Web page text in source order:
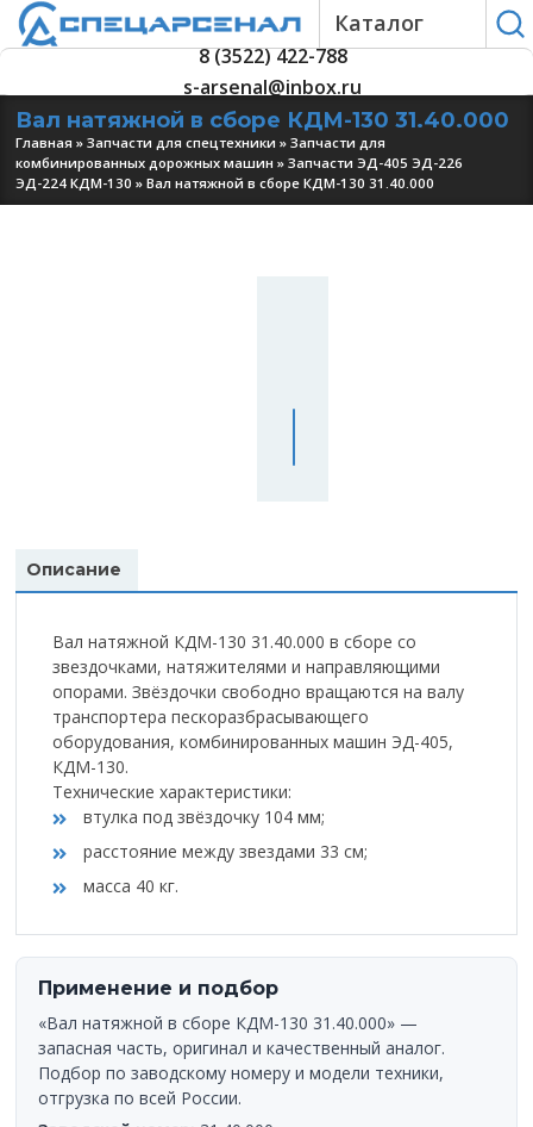
Каталог
8 (3522) 422-788
s-arsenal@inbox.ru
Вал натяжной в сборе КДМ-130 31.40.000
Главная »Запчасти для спецтехники »Запчасти для
комбинированных дорожных машин »Запчасти ЭД-405 ЭД-226
ЭД-224 КДМ-130 »Вал натяжной в сборе КДМ-130 31.40.000
Описание
Вал натяжной КДМ-130 31.40.000 в сборе со
звездочками, натяжителями и направляющими
опорами. Звёздочки свободно вращаются на валу
транспортера пескоразбрасывающего
оборудования, комбинированных машин ЭД-405,
КДМ-130.
Технические характеристики:
втулка под звёздочку 104 мм;
расстояние между звездами 33 см;
масса 40 кг.
Применение и подбор
«Вал натяжной в сборе КДМ-130 31.40.000» —
запасная часть, оригинал и качественный аналог.
Подбор по заводскому номеру и модели техники,
отгрузка по всей России.